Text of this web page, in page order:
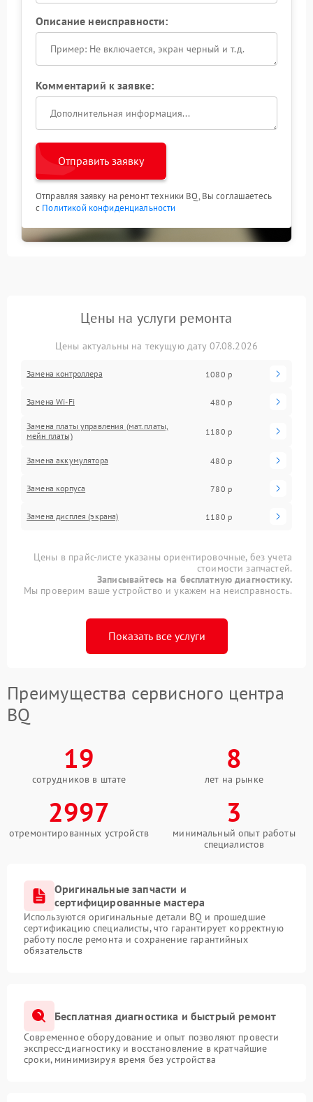
Описание неисправности:
Комментарий к заявке:
Отправить заявку
Отправляя заявку на ремонт техники BQ, Вы соглашаетесь
с Политикой конфиденциальности
Цены на услуги ремонта
Цены актуальны на текущую дату 07.08.2026
Замена контроллера 1080 р
Замена Wi-Fi 480 р
Замена платы управления (мат.платы,
мейн платы)
1180 р
Замена аккумулятора 480 р
Замена корпуса 780 р
Замена дисплея (экрана) 1180 р
Цены в прайс-листе указаны ориентировочные, без учета
стоимости запчастей.
Записывайтесь на бесплатную диагностику.
Мы проверим ваше устройство и укажем на неисправность.
Показать все услуги
Преимущества сервисного центра
BQ
19
сотрудников в штате
8
лет на рынке
2997
отремонтированных устройств
3
минимальный опыт работы
специалистов
Оригинальные запчасти и
сертифицированные мастера
Используются оригинальные детали BQ и прошедшие
сертификацию специалисты, что гарантирует корректную
работу после ремонта и сохранение гарантийных
обязательств
Бесплатная диагностика и быстрый ремонт
Современное оборудование и опыт позволяют провести
экспресс-диагностику и восстановление в кратчайшие
сроки, минимизируя время без устройства